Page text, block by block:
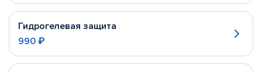
Гидрогелевая защита
990 ₽